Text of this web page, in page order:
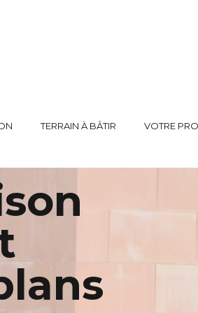
TERRAIN À BÂTIR VOTRE